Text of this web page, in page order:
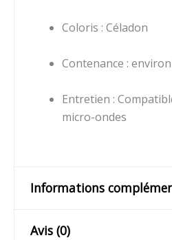
Coloris : Céladon
Contenance :
Entretien :
micro-ondes
Informations
Poids
Avis (0)